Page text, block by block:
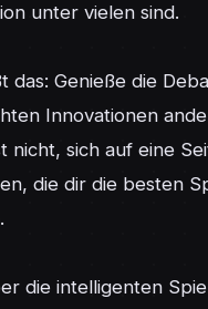
unter vielen sind.
das: Genieße die
Innovationen
sich auf eine
die dir die besten
die intelligenten